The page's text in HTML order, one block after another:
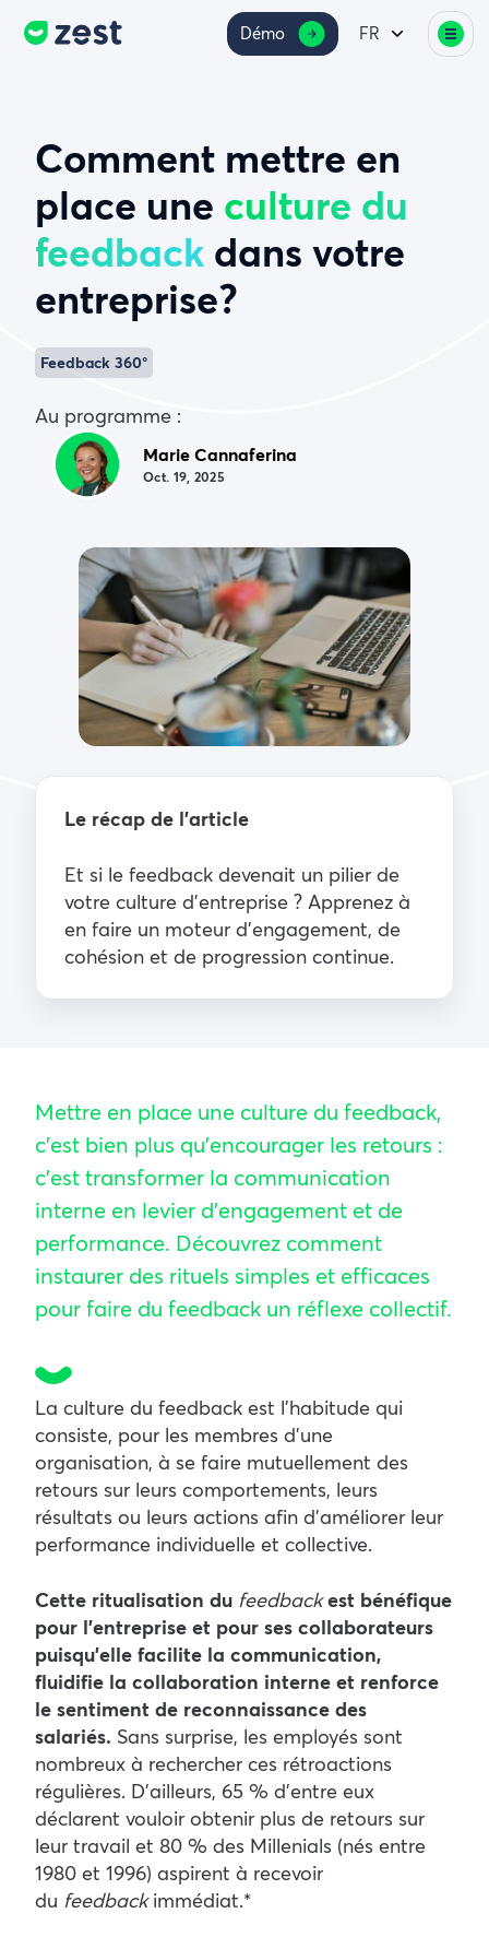
Démo FR
Comment mettre en
place une culture du
feedback dans votre
entreprise ?
Feedback 360°
Au programme :
Marie Cannaferina
Oct. 19, 2025
Le récap de l’article
Et si le feedback devenait un pilier de
votre culture d’entreprise ? Apprenez à
en faire un moteur d’engagement, de
cohésion et de progression continue.
Mettre en place une culture du feedback,
c’est bien plus qu’encourager les retours :
c’est transformer la communication
interne en levier d’engagement et de
performance. Découvrez comment
instaurer des rituels simples et efficaces
pour faire du feedback un réflexe collectif.
La culture du feedback est l’habitude qui
consiste, pour les membres d’une
organisation, à se faire mutuellement des
retours sur leurs comportements, leurs
résultats ou leurs actions afin d’améliorer leur
performance individuelle et collective.
Cette ritualisation du feedbackest bénéfique
pour l’entreprise et pour ses collaborateurs
puisqu’elle facilite la communication,
fluidifie la collaboration interne et renforce
le sentiment de reconnaissance des
salariés. Sans surprise, les employés sont
nombreux à rechercher ces rétroactions
régulières. D’ailleurs, 65 % d’entre eux
déclarent vouloir obtenir plus de retours sur
leur travail et 80 % des Millenials (nés entre
1980 et 1996) aspirent à recevoir
du feedbackimmédiat.*